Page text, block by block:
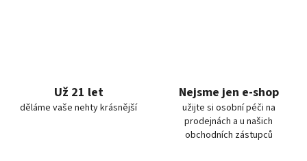
Už 21 let
děláme vaše nehty krásnější
Nejsme jen e-shop
užijte si osobní péči na
prodejnách a u našich
obchodních zástupců